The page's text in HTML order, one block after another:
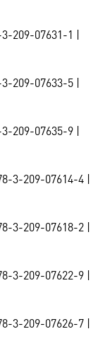
209-07631-1 |
209-07633-5 |
209-07635-9 |
3-209-07614-4 |
3-209-07618-2 |
3-209-07622-9 |
3-209-07626-7 |